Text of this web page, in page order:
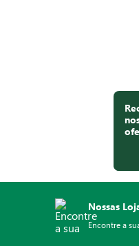
Nossas
Encontre a